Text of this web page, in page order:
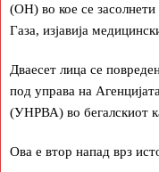
(ОН) во кое се засолнети
Газа, изјавија
Дваесет лица се
под управа на
(УНРВА) во бегалскиот
Ова е втор напад врз